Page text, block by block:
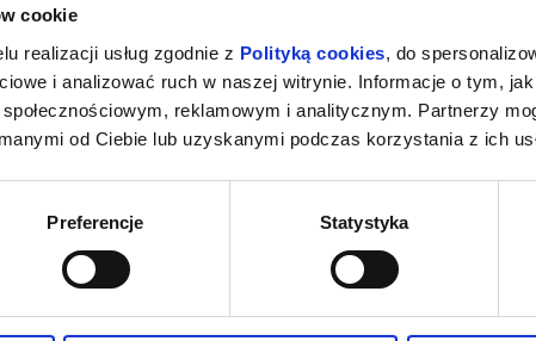
cookie
realizacji usług zgodnie z Polityką cookies, do
i analizować ruch w naszej witrynie. Informacje o tym,
reklamowym i analitycznym. Partnerzy
od Ciebie lub uzyskanymi podczas korzystania z ich
Preferencje Statystyka